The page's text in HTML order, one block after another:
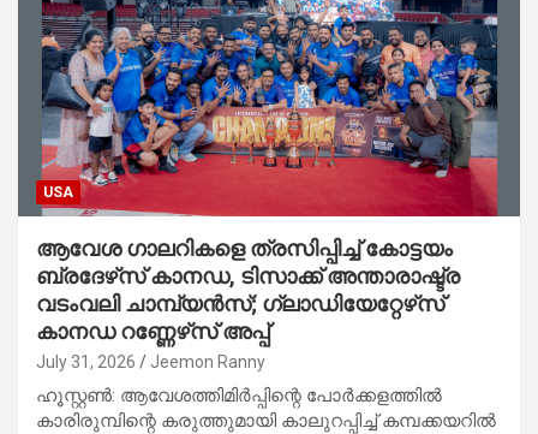
USA
ആവേശ ഗാലറികളെ ത്രസിപ്പിച്ച് കോട്ടയം
ബ്രദേഴ്‌സ് കാനഡ, ടിസാക്ക് അന്താരാഷ്ട്ര
വടംവലി ചാമ്പ്യന്‍സ്; ഗ്ലാഡിയേറ്റേഴ്‌സ്
കാനഡ റണ്ണേഴ്‌സ് അപ്പ്
July 31, 2026 Jeemon Ranny
ഹൂസ്റ്റണ്‍: ആവേശത്തിമിര്‍പ്പിന്റെ പോര്‍ക്കളത്തില്‍
കാരിരുമ്പിന്റെ കരുത്തുമായി കാലുറപ്പിച്ച് കമ്പക്കയറില്‍